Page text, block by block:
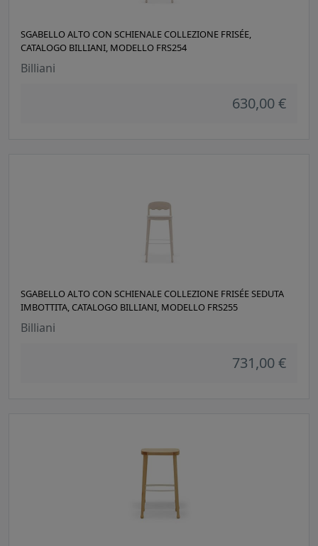
SGABELLO ALTO CON SCHIENALE COLLEZIONE FRISÉE,
CATALOGO BILLIANI, MODELLO FRS254
Billiani
630,00 €
SGABELLO ALTO CON SCHIENALE COLLEZIONE FRISÉE SEDUTA
IMBOTTITA, CATALOGO BILLIANI, MODELLO FRS255
Billiani
731,00 €